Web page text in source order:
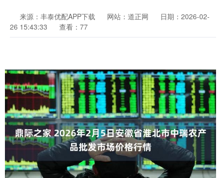
来源：丰泰优配APP下载 网站：道正网
日期：2026-02-
26 15:43:33
查看：77